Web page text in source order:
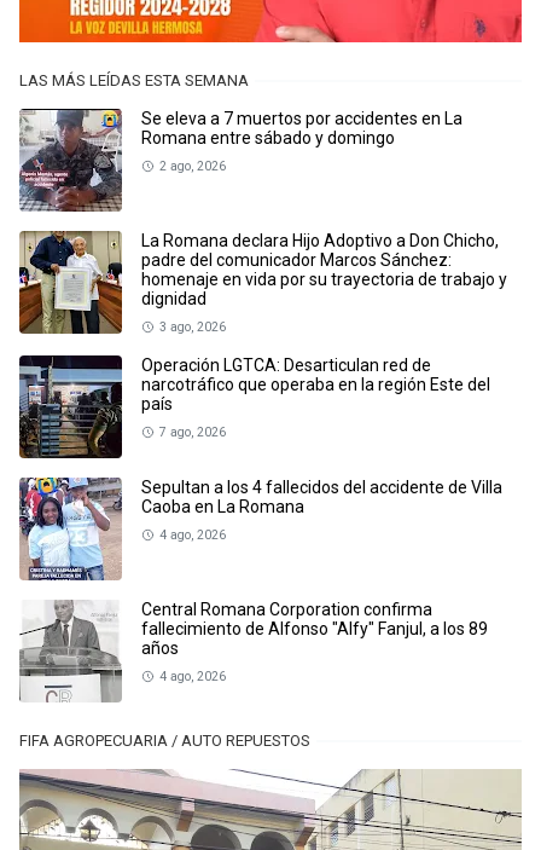
LAS MÁS LEÍDAS ESTA SEMANA
Se eleva a 7 muertos por accidentes en La
Romana entre sábado y domingo
2 ago, 2026
La Romana declara Hijo Adoptivo a Don Chicho,
padre del comunicador Marcos Sánchez:
homenaje en vida por su trayectoria de trabajo y
dignidad
3 ago, 2026
Operación LGTCA: Desarticulan red de
narcotráfico que operaba en la región Este del
país
7 ago, 2026
Sepultan a los 4 fallecidos del accidente de Villa
Caoba en La Romana
4 ago, 2026
Central Romana Corporation confirma
fallecimiento de Alfonso "Alfy" Fanjul, a los 89
años
4 ago, 2026
FIFA AGROPECUARIA / AUTO REPUESTOS